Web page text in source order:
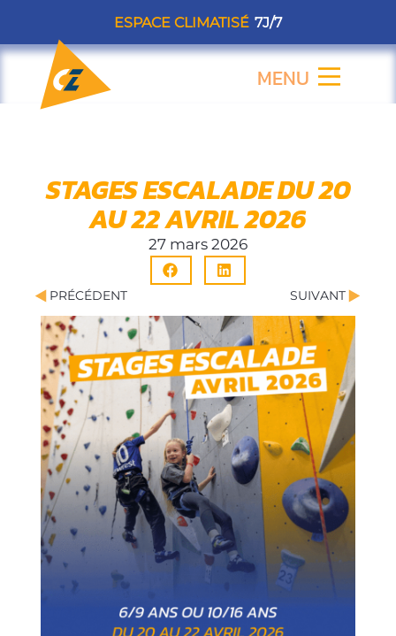
contenu
ESPACE CLIMATISÉ 7J/7
Flyout
MENU
STAGES ESCALADE DU 20
AU 22 AVRIL 2026
27 mars 2026
Précédent
PRÉCÉDENT SUIVANT